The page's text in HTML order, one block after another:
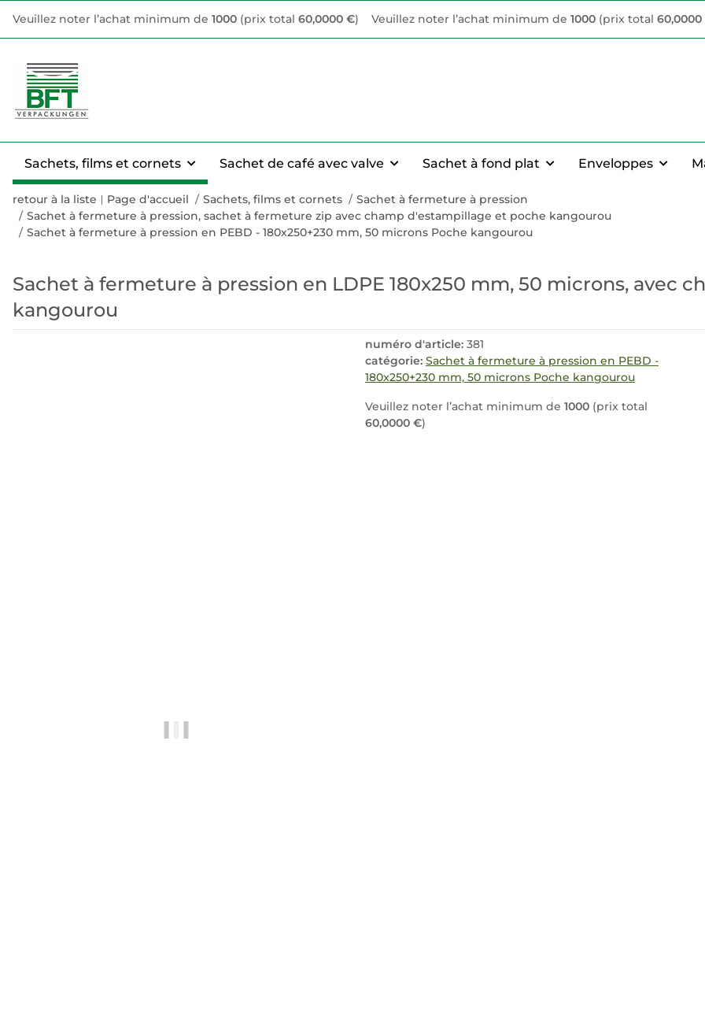
Veuillez noter l’achat minimum de 1000 (prix total 60,0000 €) Veuillez noter l’achat minimum de 1000 (prix total
Sachets, films et cornets Sachet de café avec valve Sachet à fond plat Enveloppes
retour à la liste Page d'accueil Sachets, films et cornets
Sachet à fermeture à pression
Sachet à fermeture à pression, sachet à fermeture zip avec champ d'estampillage et poche kangourou
Sachet à fermeture à pression en PEBD - 180x250+230 mm, 50 microns Poche kangourou
Sachet à fermeture à pression en LDPE 180x250 mm, 50 microns, avec
kangourou
numéro d'article: 381
catégorie: Sachet à fermeture à pression en PEBD -
180x250+230 mm, 50 microns Poche kangourou
Veuillez noter l’achat minimum de 1000 (prix total
60,0000 €)